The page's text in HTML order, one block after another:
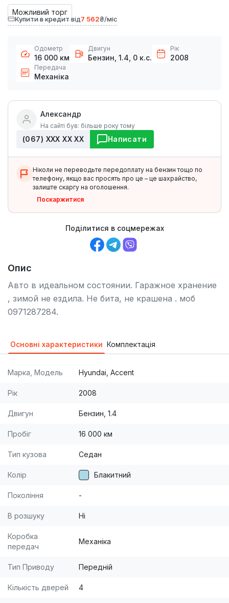
Можливий торг
Купити в кредит від7 562₴/міс
Одометр
16 000 км
Двигун
Бензин, 1.4, 0 к.с.
Рік
2008
Передача
Механіка
Александр
На сайті був: більше року тому
(067) ХХХ ХХ ХХ Написати
Ніколи не переводьте передоплату на бензин тощо по
телефону, якщо вас просять про це – це шахрайство,
залиште скаргу на оголошення.
Поскаржитися
Поділитися в соцмережах
Опис
Авто в идеальном состоянии. Гаражное хранение
, зимой не ездила. Не бита, не крашена . моб
0971287284.
Основні характеристики Комплектація
Марка, Модель Hyundai, Accent
Рік 2008
Двигун Бензин, 1.4
Пробіг 16 000 км
Тип кузова Седан
Колір Блакитний
Покоління -
В розшуку Ні
Коробка
передач
Механіка
Тип Приводу Передній
Кількість дверей 4